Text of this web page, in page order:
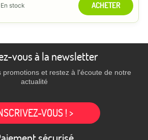
En stock ACHETER
vous à la newsletter
promotions et restez à l'écoute de notre
actualité
VOUS ! >